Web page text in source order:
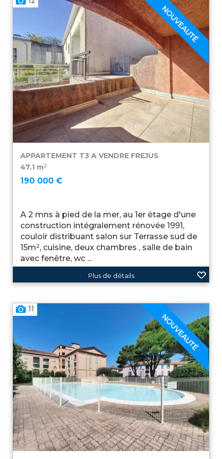
APPARTEMENT T3 A VENDRE FREJUS
47.1 m2
190 000 €
A 2 mns à pied de la mer, au 1er étage d'une
construction intégralement rénovée 1991,
couloir distribuant salon sur Terrasse sud de
15m², cuisine, deux chambres , salle de bain
avec fenêtre, wc ...
Plus de détails
11